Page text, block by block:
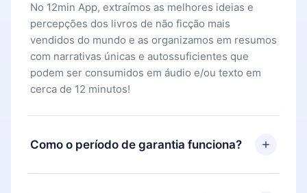
No 12min App, extraímos as melhores ideias e
percepções dos livros de não ficção mais
vendidos do mundo e as organizamos em resumos
com narrativas únicas e autossuficientes que
podem ser consumidos em áudio e/ou texto em
cerca de 12 minutos!
Como o período de garantia funciona?
Você pode baixar nosso aplicativo e começar a